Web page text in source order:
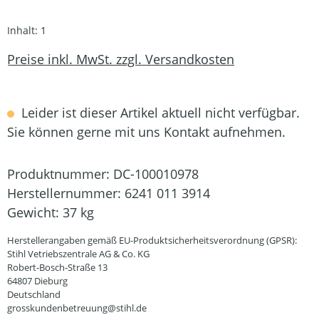
Inhalt: 1
Preise inkl. MwSt. zzgl. Versandkosten
Leider ist dieser Artikel aktuell nicht verfügbar.
Sie können gerne mit uns Kontakt aufnehmen.
Produktnummer: DC-100010978
Herstellernummer: 6241 011 3914
Gewicht: 37 kg
Herstellerangaben gemäß EU-Produktsicherheitsverordnung (GPSR):
Stihl Vetriebszentrale AG & Co. KG
Robert-Bosch-Straße 13
64807 Dieburg
Deutschland
grosskundenbetreuung@stihl.de